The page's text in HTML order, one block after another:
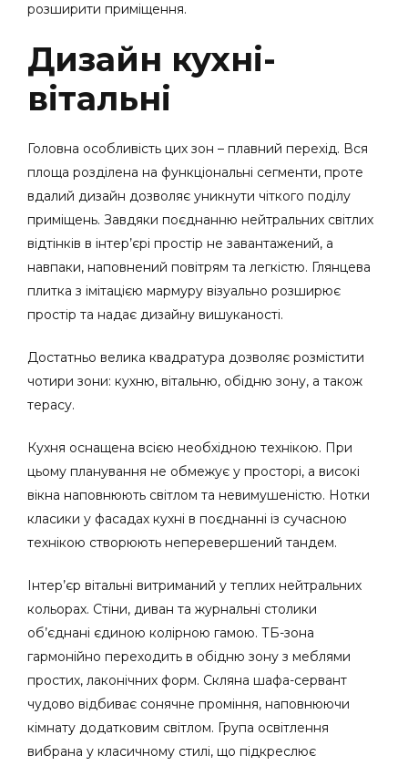
розширити приміщення.
Дизайн кухні-
вітальні
Головна особливість цих зон – плавний перехід. Вся
площа розділена на функціональні сегменти, проте
вдалий дизайн дозволяє уникнути чіткого поділу
приміщень. Завдяки поєднанню нейтральних світлих
відтінків в інтер’єрі простір не завантажений, а
навпаки, наповнений повітрям та легкістю. Глянцева
плитка з імітацією мармуру візуально розширює
простір та надає дизайну вишуканості.
Достатньо велика квадратура дозволяє розмістити
чотири зони: кухню, вітальню, обідню зону, а також
терасу.
Кухня оснащена всією необхідною технікою. При
цьому планування не обмежує у просторі, а високі
вікна наповнюють світлом та невимушеністю. Нотки
класики у фасадах кухні в поєднанні із сучасною
технікою створюють неперевершений тандем.
Інтер’єр вітальні витриманий у теплих нейтральних
кольорах. Стіни, диван та журнальні столики
об’єднані єдиною колірною гамою. ТБ-зона
гармонійно переходить в обідню зону з меблями
простих, лаконічних форм. Скляна шафа-сервант
чудово відбиває сонячне проміння, наповнюючи
кімнату додатковим світлом. Група освітлення
вибрана у класичному стилі, що підкреслює